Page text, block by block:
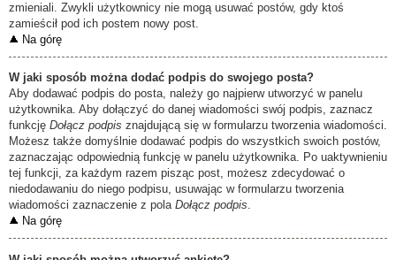
zmieniali. Zwykli użytkownicy nie mogą usuwać postów, gdy ktoś
zamieścił pod ich postem nowy post.
Na górę
W jaki sposób można dodać podpis do swojego posta?
Aby dodawać podpis do posta, należy go najpierw utworzyć w panelu
użytkownika. Aby dołączyć do danej wiadomości swój podpis, zaznacz
funkcję Dołącz podpis znajdującą się w formularzu tworzenia wiadomości.
Możesz także domyślnie dodawać podpis do wszystkich swoich postów,
zaznaczając odpowiednią funkcję w panelu użytkownika. Po uaktywnieniu
tej funkcji, za każdym razem pisząc post, możesz zdecydować o
niedodawaniu do niego podpisu, usuwając w formularzu tworzenia
wiadomości zaznaczenie z pola Dołącz podpis.
Na górę